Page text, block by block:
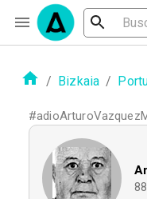
/ Bizkaia /
#
88